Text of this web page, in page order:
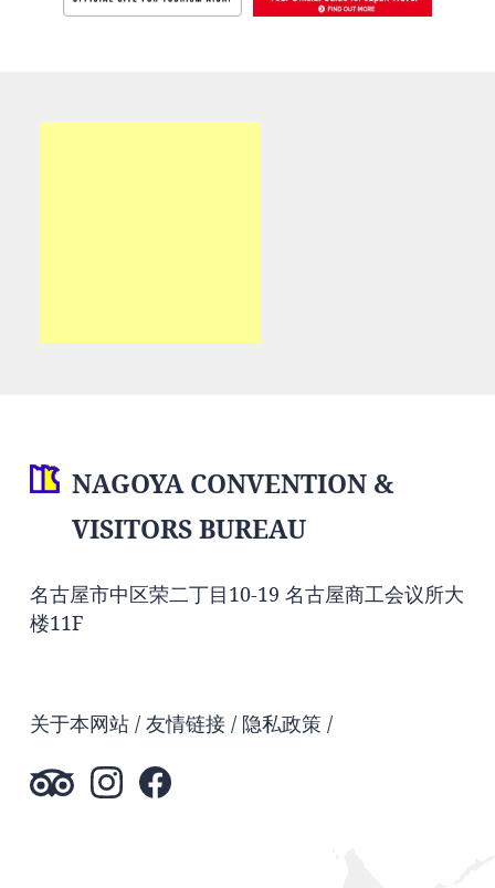
NAGOYA CONVENTION &
VISITORS BUREAU
名古屋市中区荣二丁目10-19 名古屋商工会议所大
楼11F
关于本网站 友情链接 隐私政策